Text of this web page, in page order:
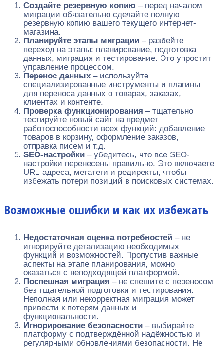
Создайте резервную копию – перед началом
миграции обязательно сделайте полную
резервную копию вашего текущего интернет-
магазина.
Планируйте этапы миграции – разбейте
переход на этапы: планирование, подготовка
данных, миграция и тестирование. Это упростит
управление процессом.
Перенос данных – используйте
специализированные инструменты и плагины
для переноса данных о товарах, заказах,
клиентах и контенте.
Проверка функционирования – тщательно
тестируйте новый сайт на предмет
работоспособности всех функций: добавление
товаров в корзину, оформление заказов,
отправка писем и т.д.
SEO-настройки – убедитесь, что все SEO-
настройки перенесены правильно. Это включаете
URL-адреса, метатеги и редиректы, чтобы
избежать потери позиций в поисковых системах.
Возможные ошибки и как их избежать
Недостаточная оценка потребностей – не
игнорируйте детализацию необходимых
функций и возможностей. Пропустив важные
аспекты на этапе планирования, можно
оказаться с неподходящей платформой.
Поспешная миграция – не спешите с переносом
без тщательной подготовки и тестирования.
Неполная или некорректная миграция может
привести к потерям данных и
функциональности.
Игнорирование безопасности – выбирайте
платформу с подтверждённой надёжностью и
регулярными обновлениями безопасности. Не